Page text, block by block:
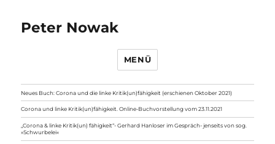
Peter Nowak
MENÜ
Neues Buch: Corona und die linke Kritik(un)fähigkeit (erschienen Oktober 2021)
Corona und linke Kritik(un)fähigkeit. Online-Buchvorstellung vom 23.11.2021
„Corona & linke Kritik(un) fähigkeit“- Gerhard Hanloser im Gespräch- jenseits von sog.
»Schwurbelei«